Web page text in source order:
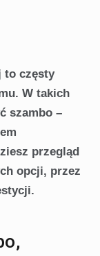
to częsty
W takich
szambo –
przegląd
opcji, przez